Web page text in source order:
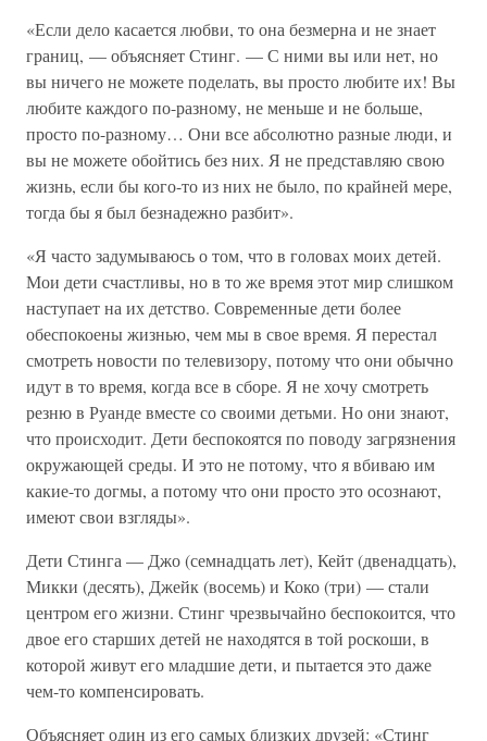
«Если дело касается любви, то она безмерна и не знает
границ, — объясняет Стинг. — С ними вы или нет, но
вы ничего не можете поделать, вы просто любите их! Вы
любите каждого по-разному, не меньше и не больше,
просто по-разному… Они все абсолютно разные люди, и
вы не можете обойтись без них. Я не представляю свою
жизнь, если бы кого-то из них не было, по крайней мере,
тогда бы я был безнадежно разбит».
«Я часто задумываюсь о том, что в головах моих детей.
Мои дети счастливы, но в то же время этот мир слишком
наступает на их детство. Современные дети более
обеспокоены жизнью, чем мы в свое время. Я перестал
смотреть новости по телевизору, потому что они обычно
идут в то время, когда все в сборе. Я не хочу смотреть
резню в Руанде вместе со своими детьми. Но они знают,
что происходит. Дети беспокоятся по поводу загрязнения
окружающей среды. И это не потому, что я вбиваю им
какие-то догмы, а потому что они просто это осознают,
имеют свои взгляды».
Дети Стинга — Джо (семнадцать лет), Кейт (двенадцать),
Микки (десять), Джейк (восемь) и Коко (три) — стали
центром его жизни. Стинг чрезвычайно беспокоится, что
двое его старших детей не находятся в той роскоши, в
которой живут его младшие дети, и пытается это даже
чем-то компенсировать.
Объясняет один из его самых близких друзей: «Стинг